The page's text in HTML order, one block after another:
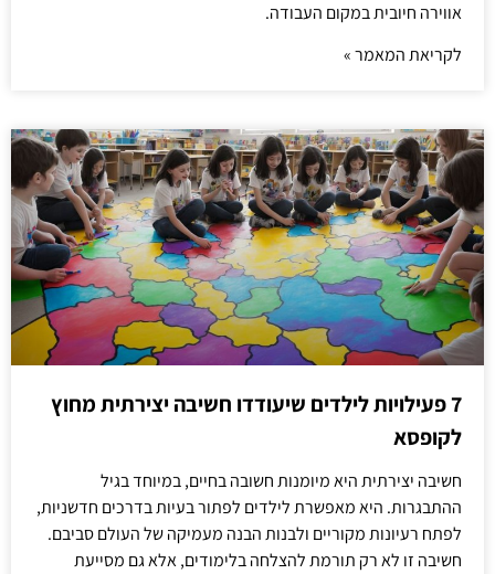
אווירה חיובית במקום העבודה.
לקריאת המאמר »
7 פעילויות לילדים שיעודדו חשיבה יצירתית מחוץ
לקופסא
חשיבה יצירתית היא מיומנות חשובה בחיים, במיוחד בגיל
ההתבגרות. היא מאפשרת לילדים לפתור בעיות בדרכים חדשניות,
לפתח רעיונות מקוריים ולבנות הבנה מעמיקה של העולם סביבם.
חשיבה זו לא רק תורמת להצלחה בלימודים, אלא גם מסייעת